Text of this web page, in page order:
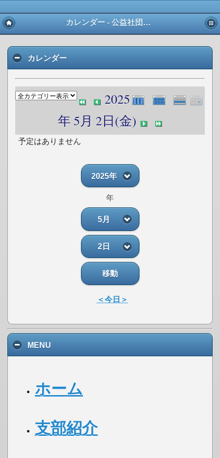
カレンダー - 公益社団法人 愛知県宅地建物取引業協会 東三河支部
カレンダー
2025
年 5月 2日(金)
予定はありません
2025年
年
5月
2日
移動
＜今日＞
MENU
ホーム
支部紹介